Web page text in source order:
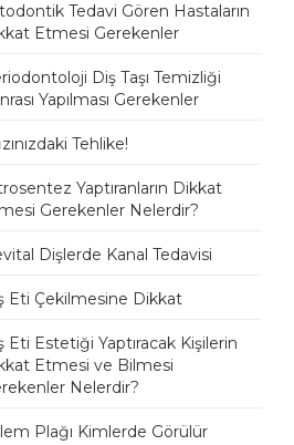
Tedavi Gören Hastaların
Etmesi Gerekenler
Diş Taşı Temizliği
Yapılması Gerekenler
Tehlike!
Yaptıranların Dikkat
Gerekenler Nelerdir?
Dişlerde Kanal Tedavisi
Eti Çekilmesine Dikkat
Eti Estetiği Yaptıracak Kişilerin
Etmesi ve Bilmesi
Nelerdir?
Plağı Kimlerde Görülür